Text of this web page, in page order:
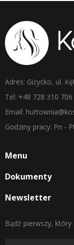
Adres: Giżycko, ul.
Tel: +48 728 310 706
Email:
Godziny pracy: Pn -
Menu
Dokumenty
Newsletter
Bądź pierwszy,